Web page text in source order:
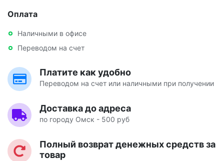
Оплата
Наличными в офисе
Переводом на счет
Платите как удобно
Переводом на счет или наличными при получении
Доставка до адреса
по городу Омск - 500 руб
Полный возврат денежных средств за
товар